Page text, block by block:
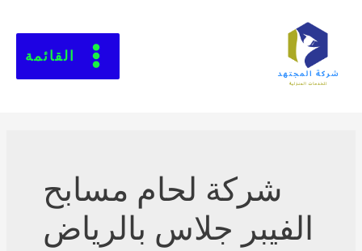
القائمة
شركة لحام مسابح
الفيبر جلاس بالرياض